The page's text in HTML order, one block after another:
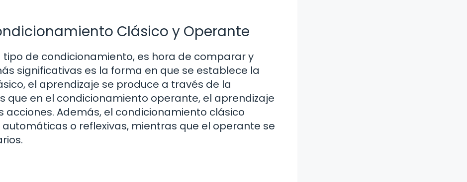
Clásico y Operante
de condicionamiento, es hora de comparar y
significativas es la forma en que se establece la
el aprendizaje se produce a través de la
que en el condicionamiento operante, el aprendizaje
acciones. Además, el condicionamiento clásico
o reflexivas, mientras que el operante se